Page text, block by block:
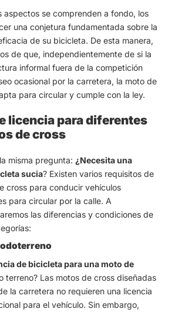
aspectos se comprenden a fondo, los
una conjetura fundamentada sobre la
de su bicicleta. De esta manera,
de que, independientemente de si la
informal fuera de la competición
ocasional por la carretera, la moto de
para circular y cumple con la ley.
licencia para diferentes
de cross
misma pregunta: ¿Necesita una
sucia? Existen varios requisitos de
cross para conducir vehículos
para circular por la calle. A
las diferencias y condiciones de
de bicicleta para una moto de
terreno? Las motos de cross diseñadas
la carretera no requieren una licencia
para el vehículo. Sin embargo,